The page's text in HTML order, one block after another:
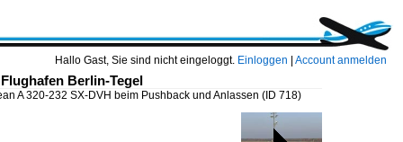
Hallo Gast, Sie sind nicht eingeloggt. Einloggen Account anmelden
Berlin-Tegel
A 320-232 SX-DVH beim Pushback und Anlassen (ID 718)